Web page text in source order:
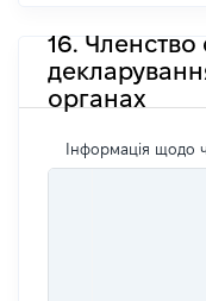
16. Членство
органах
Інформація щодо